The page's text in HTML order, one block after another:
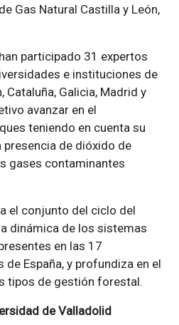
Gas Natural Castilla y León,
participado 31 expertos
e instituciones de
Cataluña, Galicia, Madrid y
avanzar en el
teniendo en cuenta su
de dióxido de
gases contaminantes
el conjunto del ciclo del
dinámica de los sistemas
en las 17
España, y profundiza en el
tipos de gestión forestal.
de Valladolid